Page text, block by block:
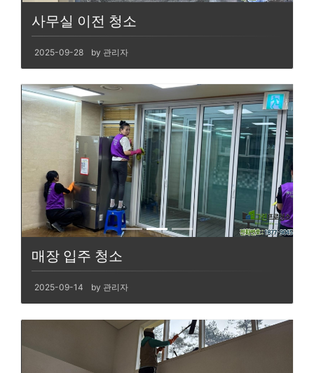
사무실 이전 청소
2025-09-28 by 관리자
매장 입주 청소
2025-09-14 by 관리자